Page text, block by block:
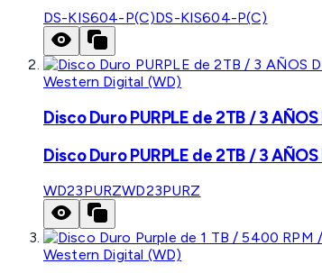
DS-KIS604-P(C)DS-KIS604-P(C)
Western Digital (WD)
Disco Duro PURPLE de 2TB / 3
Disco Duro PURPLE de 2TB / 3
WD23PURZWD23PURZ
Western Digital (WD)